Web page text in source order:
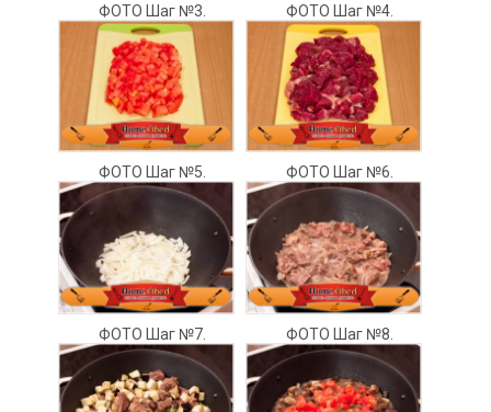
ФОТО Шаг №3. ФОТО Шаг №4.
ФОТО Шаг №5. ФОТО Шаг №6.
ФОТО Шаг №7. ФОТО Шаг №8.